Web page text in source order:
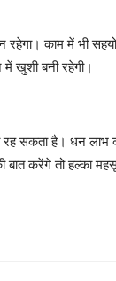
काम में भी
में खुशी बनी रहेगी।
सकता है। धन लाभ
बात करेंगे तो हल्का